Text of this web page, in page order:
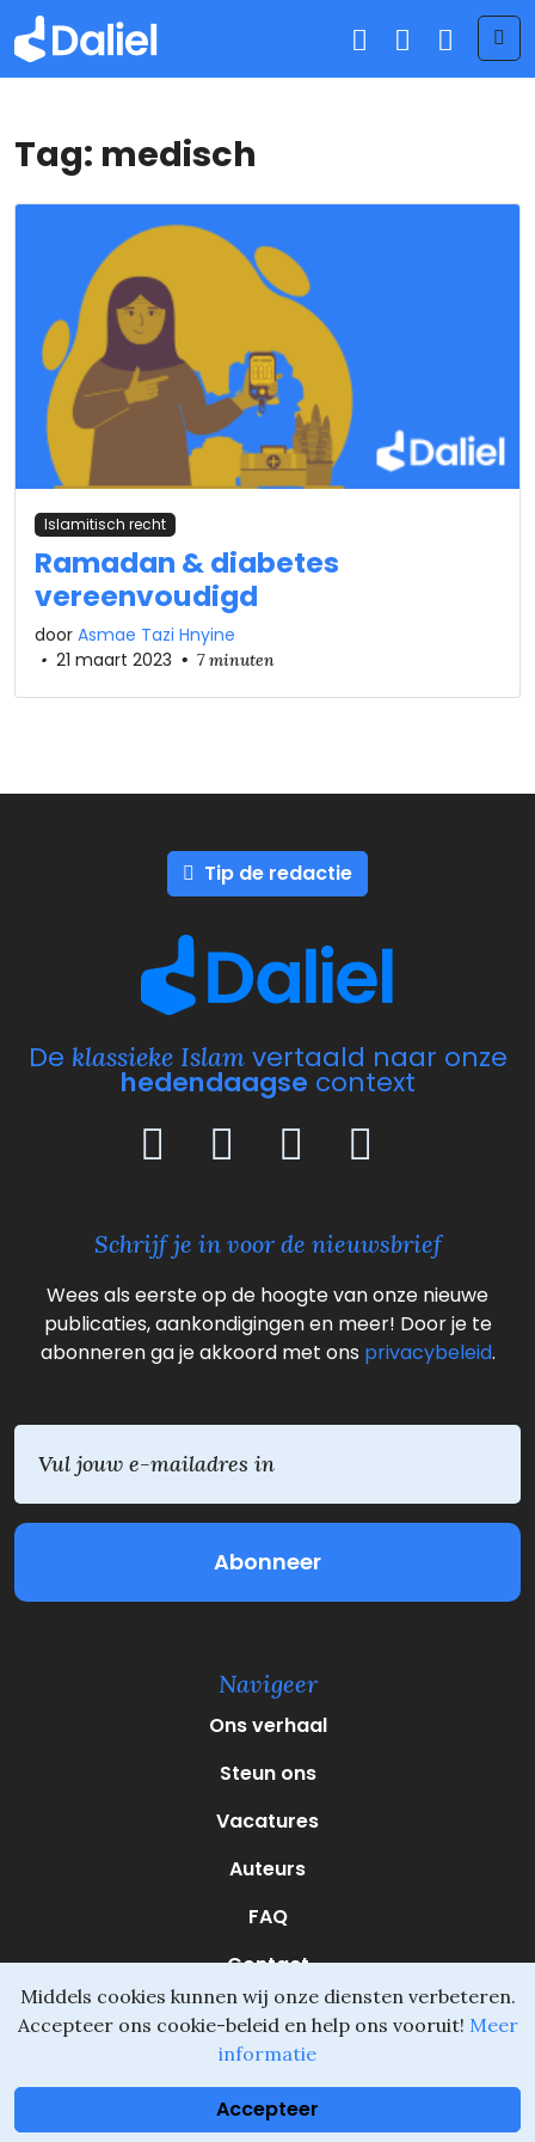
Tag: medisch
Islamitisch recht
Ramadan & diabetes
vereenvoudigd
door Asmae Tazi Hnyine
• 21 maart 2023 • 7 minuten
Tip de redactie
De klassieke Islamvertaald naar onze
hedendaagse context
Schrijf je in voor de nieuwsbrief
Wees als eerste op de hoogte van onze nieuwe
publicaties, aankondigingen en meer! Door je te
abonneren ga je akkoord met ons privacybeleid.
m
i
l
V
i
t
Navigeer
Ons verhaal
Steun ons
Vacatures
Auteurs
FAQ
Contact
Middels cookies kunnen wij onze diensten verbeteren.
Accepteer ons cookie-beleid en help ons vooruit! Meer
informatie
Accepteer